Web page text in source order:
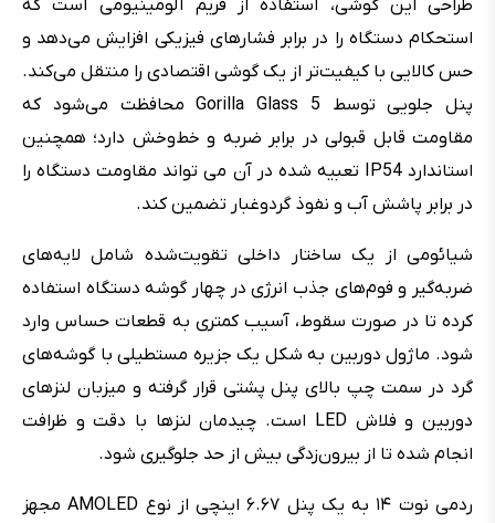
طراحی این گوشی، استفاده از فریم آلومینیومی است که
استحکام دستگاه را در برابر فشارهای فیزیکی افزایش می‌دهد و
حس کالایی با کیفیت‌تر از یک گوشی اقتصادی را منتقل می‌کند.
پنل جلویی توسط Gorilla Glass 5 محافظت می‌شود که
مقاومت قابل قبولی در برابر ضربه و خط‌وخش دارد؛ همچنین
استاندارد IP54 تعبیه شده در آن می تواند مقاومت دستگاه را
در برابر پاشش آب و نفوذ گردوغبار تضمین کند.
شیائومی از یک ساختار داخلی تقویت‌شده شامل لایه‌های
ضربه‌گیر و فوم‌های جذب انرژی در چهار گوشه دستگاه استفاده
کرده تا در صورت سقوط، آسیب کمتری به قطعات حساس وارد
شود. ماژول دوربین به شکل یک جزیره مستطیلی با گوشه‌های
گرد در سمت چپ بالای پنل پشتی قرار گرفته و میزبان لنزهای
دوربین و فلاش LED است. چیدمان لنزها با دقت و ظرافت
انجام شده تا از بیرون‌زدگی بیش از حد جلوگیری شود.
ردمی نوت ۱۴ به یک پنل ۶.۶۷ اینچی از نوع AMOLED مجهز